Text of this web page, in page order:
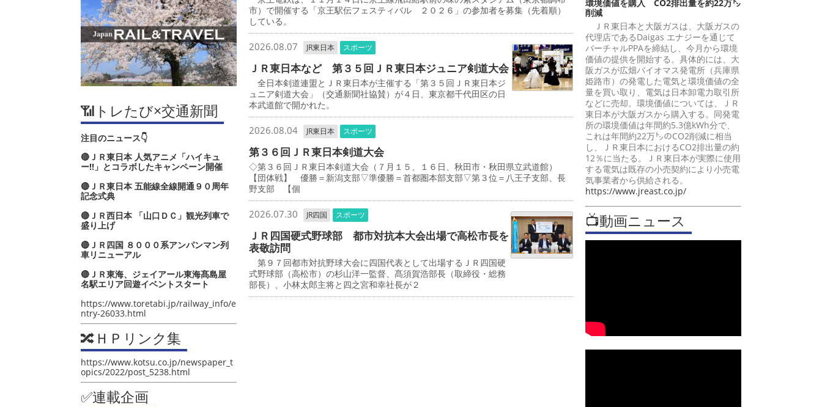
📶トレたび×交通新聞
注目のニュース👇
🔴ＪＲ東日本 人気アニメ「ハイキュ
ー‼」とコラボしたキャンペーン開催
🔴ＪＲ東日本 五能線全線開通９０周年
記念式典
🔴ＪＲ西日本 「山口ＤＣ」観光列車で
盛り上げ
🔴ＪＲ四国 ８０００系アンパンマン列
車リニューアル
🔴ＪＲ東海、ジェイアール東海髙島屋
名駅エリア回遊イベントスタート
https://www.toretabi.jp/railway_info/e
ntry-26033.html
🔀ＨＰリンク集
https://www.kotsu.co.jp/newspaper_t
opics/2022/post_5238.html
✅連載企画
市）で開催する「京王駅伝フェスティバル ２０２６」の参加者を募集（先着順）
している。
2026.08.07 JR東日本 スポーツ
ＪＲ東日本など 第３５回ＪＲ東日本ジュニア剣道大会
全日本剣道連盟とＪＲ東日本が主催する「第３５回ＪＲ東日本ジ
ュニア剣道大会」（交通新聞社協賛）が４日、東京都千代田区の日
本武道館で開かれた。
2026.08.04 JR東日本 スポーツ
第３６回ＪＲ東日本剣道大会
◇第３６回ＪＲ東日本剣道大会（７月１５、１６日、秋田市・秋田県立武道館）
【団体戦】 優勝＝新潟支部▽準優勝＝首都圏本部支部▽第３位＝八王子支部、長
野支部 【個
2026.07.30 JR四国 スポーツ
ＪＲ四国硬式野球部 都市対抗本大会出場で高松市長を
表敬訪問
第９７回都市対抗野球大会に四国代表として出場するＪＲ四国硬
式野球部（高松市）の杉山洋一監督、髙須賀浩部長（取締役・総務
部長）、小林太郎主将と四之宮和幸社長が２
環境価値を購入 CO2排出量を約22万㌧
削減
ＪＲ東日本と大阪ガスは、大阪ガスの
代理店であるDaigas エナジーを通じて
バーチャルPPAを締結し、今月から環境
価値の提供を開始する。具体的には、大
阪ガスが広畑バイオマス発電所（兵庫県
姫路市）の発電した電気と環境価値の全
量を買い取り、電気は日本卸電力取引所
などに売却。環境価値については、ＪＲ
東日本が大阪ガスから購入する。同発電
所の環境価値は年間約5.3億kWh分で、
これは年間約22万㌧のCO2削減に相当
し、ＪＲ東日本におけるCO2排出量の約
12％に当たる。ＪＲ東日本が実際に使用
する電気は既存の小売契約により小売電
気事業者から供給される。
https://www.jreast.co.jp/
📺動画ニュース